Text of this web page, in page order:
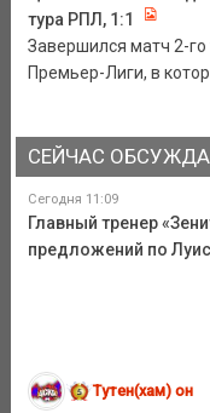
тура РПЛ, 1:1
Завершился матч 2-
Премьер-Лиги, в
СЕЙЧАС
Сегодня 11:09
Главный тренер
предложений по
Тутен(хам) он